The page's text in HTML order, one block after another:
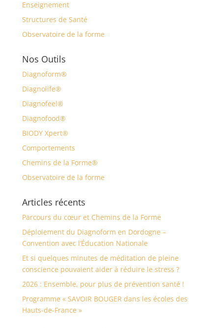
Enseignement
Structures de Santé
Observatoire de la forme
Nos Outils
Diagnoform®
Diagnolife®
Diagnofeel®
Diagnofood®
BIODY Xpert®
Comportements
Chemins de la Forme®
Observatoire de la forme
Articles récents
Parcours du cœur et Chemins de la Forme
Déploiement du Diagnoform en Dordogne –
Convention avec l’Éducation Nationale
Et si quelques minutes de méditation de pleine
conscience pouvaient aider à réduire le stress ?
2026 : Ensemble, pour plus de prévention santé !
Programme « SAVOIR BOUGER dans les écoles des
Hauts-de-France »